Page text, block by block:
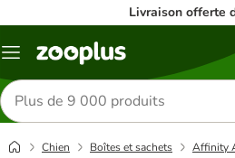
Livraison offerte
Menu
Rechercher
des
produits
Chien Boîtes et sachets Affinity